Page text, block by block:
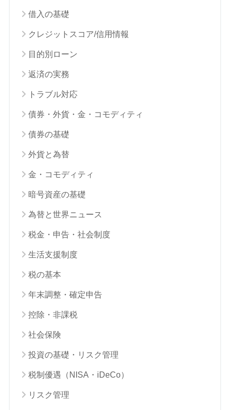
借入の基礎
クレジットスコア/信用情報
目的別ローン
返済の実務
トラブル対応
債券・外貨・金・コモディティ
債券の基礎
外貨と為替
金・コモディティ
暗号資産の基礎
為替と世界ニュース
税金・申告・社会制度
生活支援制度
税の基本
年末調整・確定申告
控除・非課税
社会保険
投資の基礎・リスク管理
税制優遇（NISA・iDeCo）
リスク管理